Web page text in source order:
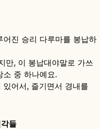
진 승리 다루마를 봉납하
만, 이 봉납대야말로 가쓰
소 중 하나예요.
어서, 즐기면서 경내를
들